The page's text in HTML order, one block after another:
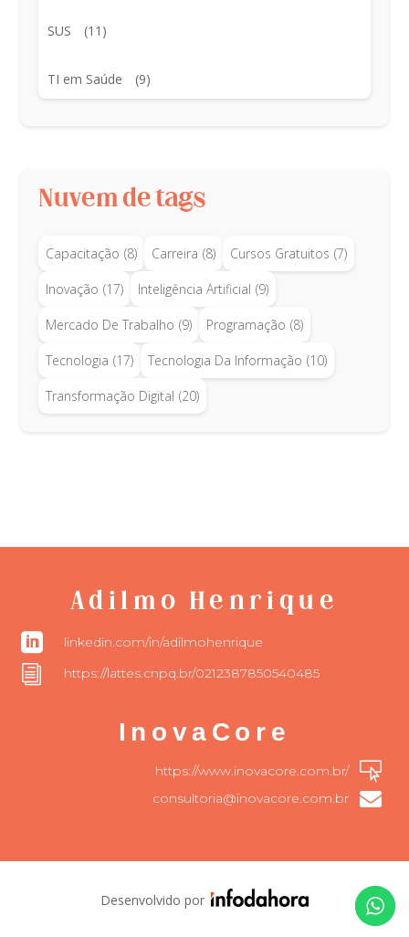
SUS (11)
TI em Saúde (9)
Nuvem de tags
Capacitação (8) Carreira (8) Cursos Gratuitos (7)
Inovação (17) Inteligência Artificial (9)
Mercado De Trabalho (9) Programação (8)
Tecnologia (17) Tecnologia Da Informação (10)
Transformação Digital (20)
Adilmo Henrique
 linkedin.com/in/adilmohenrique
i https://lattes.cnpq.br/0212387850540485
InovaCore

https://www.inovacore.com.br/

consultoria@inovacore.com.br
Desenvolvido por